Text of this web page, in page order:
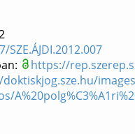
SZE.ÁJDI.2012.007
https://